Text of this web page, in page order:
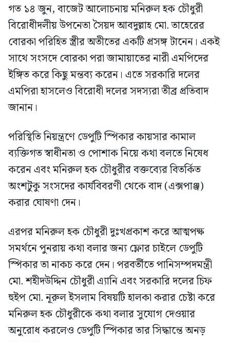
গত ১৪ জুন, বাজেট আলোচনায় মনিরুল হক চৌধুরী
বিরোধীদলীয় উপনেতা সৈয়দ আবদুল্লাহ মো. তাহেরের
বোরকা পরিহিত স্ত্রীর অতীতের একটি প্রসঙ্গ টানেন। একই
সাথে সংসদে বোরকা পরা জামায়াতের নারী এমপিদের
ইঙ্গিত করে কিছু মন্তব্য করেন। এতে সরকারি দলের
এমপিরা হাসলেও বিরোধী দলের সদস্যরা তীব্র প্রতিবাদ
জানান।
পরিস্থিতি নিয়ন্ত্রণে ডেপুটি স্পিকার কায়সার কামাল
ব্যক্তিগত স্বাধীনতা ও পোশাক নিয়ে কথা বলতে নিষেধ
করেন এবং মনিরুল হক চৌধুরীর বক্তব্যের বিতর্কিত
অংশটুকু সংসদের কার্যবিবরণী থেকে বাদ (এক্সপাঞ্জ)
করার ঘোষণা দেন।
এরপর মনিরুল হক চৌধুরী দুঃখপ্রকাশ করে আত্মপক্ষ
সমর্থনে পুনরায় কথা বলার জন্য ফ্লোর চাইলে ডেপুটি
স্পিকার তা নাকচ করে দেন। পরবর্তীতে পানিসম্পদমন্ত্রী
মো. শহীদউদ্দিন চৌধুরী এ্যানি এবং সরকারি দলের চিফ
হুইপ মো. নূরুল ইসলাম বিষয়টি হালকা করার চেষ্টা করে
মনিরুল হক চৌধুরীকে কথা বলার সুযোগ দেওয়ার
অনুরোধ করলেও ডেপুটি স্পিকার তার সিদ্ধান্তে অনড়